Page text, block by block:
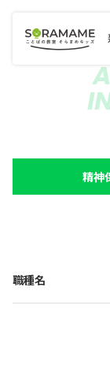
精神
職種名